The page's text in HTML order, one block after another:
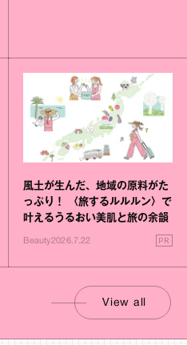
風土が生んだ、地域の原料がた
っぷり！ 〈旅するルルルン〉で
叶えるうるおい美肌と旅の余韻
Beauty2026.7.22 PR
View all